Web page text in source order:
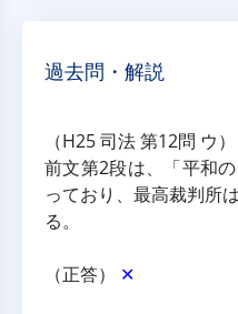
過去問・解説
（H25 司法 第12問 ウ）
前文第2段は、「平和
っており、最高裁判所
る。
（正答） ✕